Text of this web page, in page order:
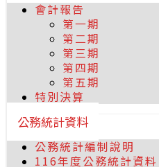
會計報告
第一期
第二期
第三期
第四期
第五期
特別決算
公務統計資料
公務統計編制說明
116年度公務統計資料